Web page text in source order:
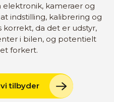
kameraer og
indstilling, kalibrering og
da det er udstyr,
i bilen, og potentielt
forkert.
tilbyder